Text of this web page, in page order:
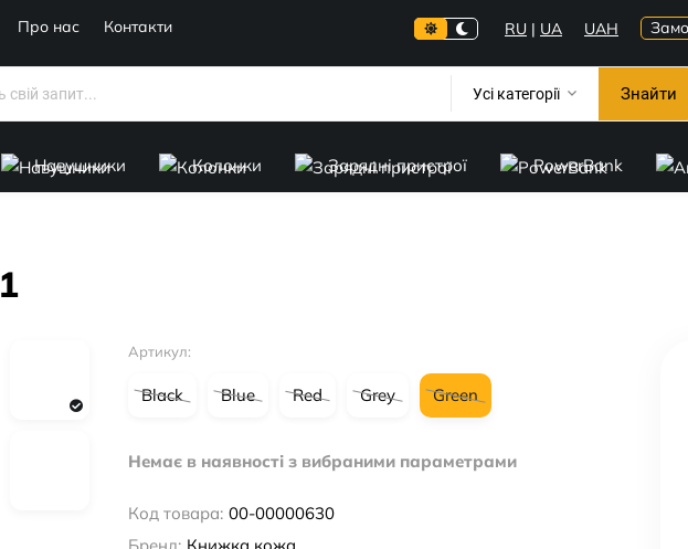
Про нас Контакти RU | UA UAH
Усі категорії Знайти
Навушники Колонки Зарядні пристрої PowerBank
Артикул:
Black Blue Red Grey Green
Немає в наявності з вибраними параметрами
Код товара: 00-00000630